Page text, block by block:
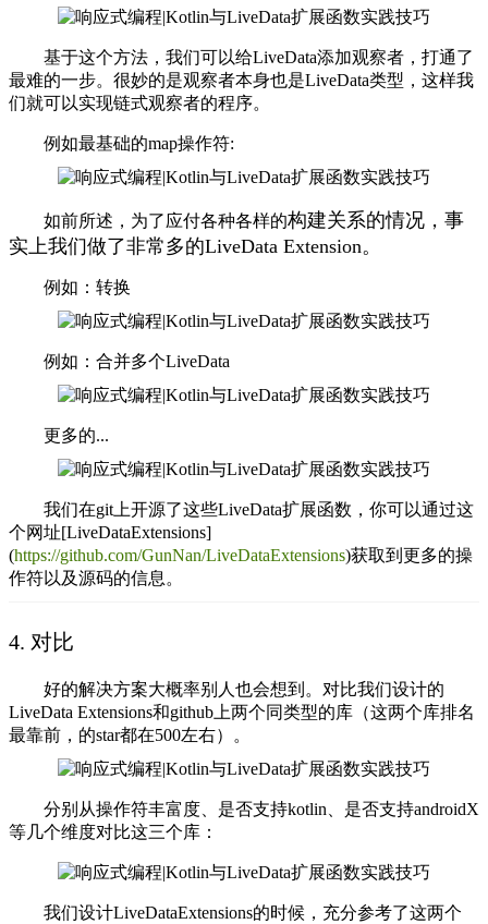
基于这个方法，我们可以给LiveData添加观察者，打通了
最难的一步。很妙的是观察者本身也是LiveData类型，这样我
们就可以实现链式观察者的程序。
例如最基础的map操作符:
如前所述，为了应付各种各样的构建关系的情况，事
实上我们做了非常多的LiveData Extension。
例如：转换
例如：合并多个LiveData
更多的...
我们在git上开源了这些LiveData扩展函数，你可以通过这
个网址[LiveDataExtensions]
(https://github.com/GunNan/LiveDataExtensions)获取到更多的操
作符以及源码的信息。
4. 对比
好的解决方案大概率别人也会想到。对比我们设计的
LiveData Extensions和github上两个同类型的库（这两个库排名
最靠前，的star都在500左右）。
分别从操作符丰富度、是否支持kotlin、是否支持androidX
等几个维度对比这三个库：
我们设计LiveDataExtensions的时候，充分参考了这两个